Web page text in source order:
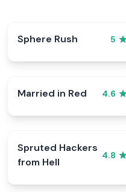
Sphere Rush 5
Married in Red 4.6
Spruted Hackers
from Hell
4.8